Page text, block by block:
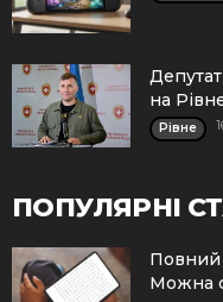
на
Рівне
ПОПУЛЯРНІ
Повний
Можна